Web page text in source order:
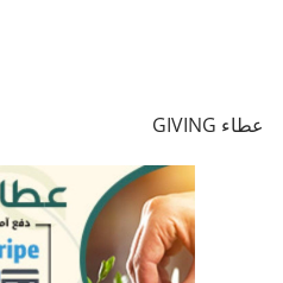
عطاء GIVING